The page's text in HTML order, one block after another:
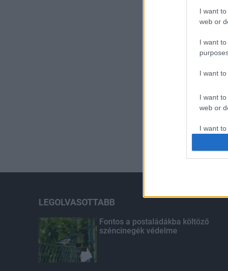
I want
web or
I want
I want
I want
web or
I want
I want
I want
LEGOLVASOTTABB
Fontos a postaládákba költöző
széncinegék védelme